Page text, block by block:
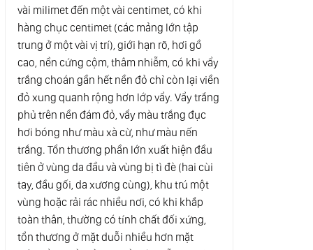
vài milimet đến một vài centimet, có khi
hàng chục centimet (các mảng lớn tập
trung ở một vài vị trí), giới hạn rõ, hơi gồ
cao, nền cứng cộm, thâm nhiễm, có khi vẩy
trắng choán gần hết nền đỏ chỉ còn lại viền
đỏ xung quanh rộng hơn lớp vẩy. Vẩy trắng
phủ trên nền đám đỏ, vẩy màu trắng đục
hơi bóng như màu xà cừ, như màu nến
trắng. Tổn thương phần lớn xuất hiện đầu
tiên ở vùng da đầu và vùng bị tì đè (hai cùi
tay, đầu gối, da xương cùng), khu trú một
vùng hoặc rải rác nhiều nơi, có khi khắp
toàn thân, thường có tính chất đối xứng,
tổn thương ở mặt duỗi nhiều hơn mặt